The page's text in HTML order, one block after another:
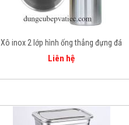
Xô inox 2 lớp hình ống thẳng đựng đá
ướp rượu vang
Liên hệ